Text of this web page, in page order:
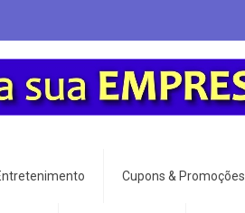
Cupons & Promoções